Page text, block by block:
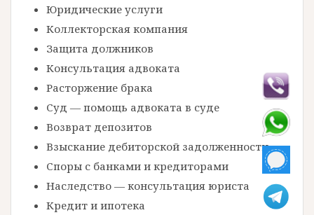
Юридические услуги
Коллекторская компания
Защита должников
Консультация адвоката
Расторжение брака
Суд — помощь адвоката в суде
Возврат депозитов
Взыскание дебиторской задолженности
Споры с банками и кредиторами
Наследство — консультация юриста
Кредит и ипотека